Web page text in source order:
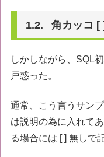
角カッコ [
しかしながら、SQL
戸惑った。
通常、こう言うサン
は説明の為に入れて
る場合には [ ] 無しで